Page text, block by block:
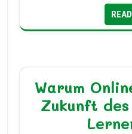
Warum
Zukunft